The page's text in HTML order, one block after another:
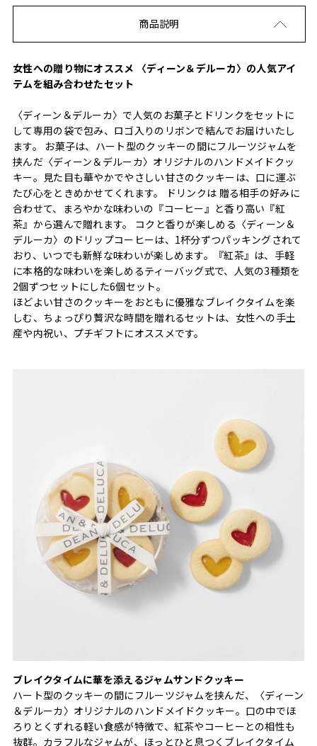
商品説明
女性への贈り物にオススメ 〈ディーン＆デルーカ〉の人気アイ
テムを組み合わせたセット
〈ディーン＆デルーカ〉で人気のお菓子とドリンクをセットに
して専用の袋で包み、ロゴ入りのリボンで結んでお届けいたし
ます。 お菓子は、ハート型のクッキーの間にフルーツジャムを
挟んだ〈ディーン＆デルーカ〉オリジナルのハンドメイドクッ
キー。見た目も華やかでやさしい甘さのクッキーは、口に運ぶ
たび心をときめかせてくれます。 ドリンクは 贈る相手の好みに
合わせて、まろやかな味わいの『コーヒー』と香り高い『紅
茶』から選んで贈れます。 コクと香りが楽しめる〈ディーン＆
デルーカ〉のドリップコーヒーは、1杯分ずつパッキングされて
おり、いつでも新鮮な味わいが楽しめます。『紅茶』は、手軽
に本格的な味わいを楽しめるティーバッグ式で、人気の3種類を
2個ずつセットにした6個セット。
ほどよい甘さのクッキーをおともに優雅なブレイクタイムを楽
しむ、ちょっぴり贅沢な時間を贈れるセットは、女性への手土
産や内祝い、プチギフトにオススメです。
ブレイクタイムに華を添えるジャムサンドクッキー
ハート型のクッキーの間にフルーツジャムを挟んだ、〈ディーン
＆デルーカ〉オリジナルのハンドメイドクッキー。口の中でほ
ろりとくずれる軽い食感が特徴で、紅茶やコーヒーとの相性も
抜群。カラフルなジャムが、ほっとひと息つくブレイクタイム